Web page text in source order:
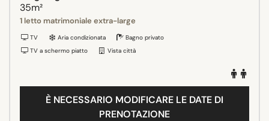
35m²
1 letto matrimoniale extra-large
TV Aria condizionata
Bagno privato
TV a schermo piatto
Vista città
È NECESSARIO MODIFICARE LE DATE DI
PRENOTAZIONE